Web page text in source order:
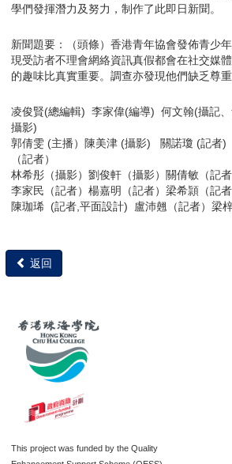
學們發揮潛力及努力，制作了此即日新聞。
新聞題要：（頭條）香港青年協會發佈青少
現受訪者不理會網絡資訊真假都會在社交媒
的趣味比真實重要。調查亦發現他們缺乏尊重
凌俊賢(總編輯) 李家偉(編導) 何文翰(攝記、
攝影)
郭倩雯 (主播）陳美津 (攝影) 關諾瓊 (記者
（記者）
林希彤（攝影）劉俊軒（攝影）關倩敏（記者
李家民（記者）楊嘉明（記者）梁希頴（記者
陳珈琋 (記者,平面設計) 盧沛翹（記者）梁梓
返回
This project was funded by the Quality